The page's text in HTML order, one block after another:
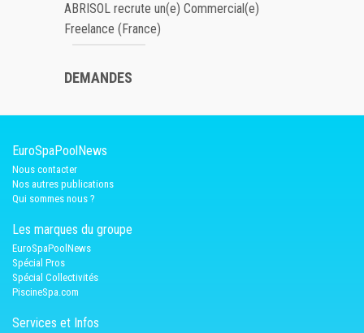
ABRISOL recrute un(e) Commercial(e)
Freelance (France)
DEMANDES
EuroSpaPoolNews
Nous contacter
Nos autres publications
Qui sommes nous ?
Les marques du groupe
EuroSpaPoolNews
Spécial Pros
Spécial Collectivités
PiscineSpa.com
Services et Infos